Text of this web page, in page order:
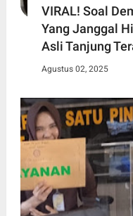
VIRAL! Soal
Yang Janggal
Asli Tanjung
Agustus 02, 2025